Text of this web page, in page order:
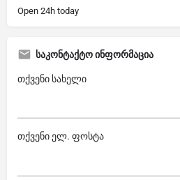
Open 24h today
საკონტაქტო ინფორმაცია
თქვენი სახელი
თქვენი ელ. ფოსტა